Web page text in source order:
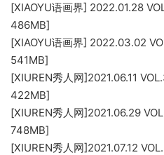
[XIAOYU语画界] 2022.01.28
486MB]
[XIAOYU语画界] 2022.03.02
541MB]
[XIUREN秀人网]2021.06.11
422MB]
[XIUREN秀人网]2021.06.29
748MB]
[XIUREN秀人网]2021.07.12